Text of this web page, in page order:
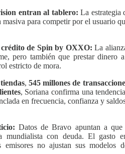
entran al tablero: La estrategia
para competir por el usuario
de Spin by OXXO: La
pero también que prestar dinero a
estricto de mora.
,545 millones de
, Soriana confirma una
en frecuencia, confianza y
Datos de Bravo apuntan a que
mundialista con deuda. El gasto
no ajustan sus modelos